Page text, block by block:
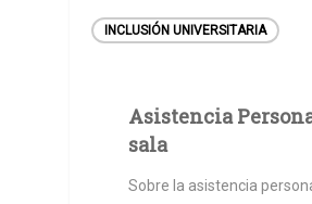
INCLUSIÓN UNIVERSITARIA
Asistencia
sala
Sobre la asistencia